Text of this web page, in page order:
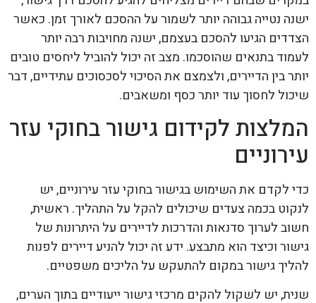
ישנה נטייה גבוהה יותר לשמור על ההסכם לאורך זמן. כאשר
הצדדים הגיעו להסכם בעצמם, ישנה מחויבות רבה יותר
לעמוד בתנאים שהוסכמו. מצב זה יכול להוביל ליחסים טובים
יותר בין הדיירים, ולצמצם את הסיכוי לסכסוכים עתידיים, דבר
שיכול לחסוך עוד יותר כסף ומשאבים.
המלצות לקידום גישור בחוקי עזר
עירוניים
כדי לקדם את השימוש בגישור בחוקי עזר עירוניים, יש
לנקוט בכמה צעדים שיכולים להקל על התהליך. ראשית,
חשוב לערוך סדנאות והדרכות לדיירים על היתרונות של
גישור וכיצד הוא מתבצע. ידע זה יכול להניע דיירים לפנות
להליך גישור במקום להתעקש על הליכים משפטיים.
שנית, יש לשקול להקים מרכזי גישור ייעודיים בתוך הערים,